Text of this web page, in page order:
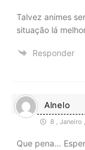
Talvez animes
situação lá
Responder
Alnelo
8 , Janeiro
Que pena…